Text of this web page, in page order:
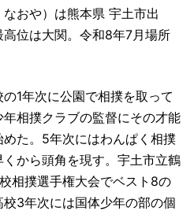
おや）は熊本県 宇土市出
位は大関。令和8年7月場所
1年次に公園で相撲を取って
相撲クラブの監督にその才能
た。5年次にはわんぱく相撲
から頭角を現す。宇土市立鶴
相撲選手権大会でベスト8の
3年次には国体少年の部の個